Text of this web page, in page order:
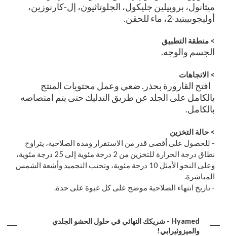
ميثانول، بروبيلين جليكول، الجلوتاثيون، إل-كارنوزين،
أوليجوبيبتيد-2، ماء للحقن.
> منطقة التطبيق
الجسم والوجه.
> الاتجاهات
افتح القارورة بحذر. ضعي وعمل محتويات المنتج
بالكامل على الجلد عن طريق التدليك حتى يتم امتصاصه
بالكامل.
> حالة التخزين
- للحصول على أقصى قدر من الاستقرار ومدة الصلاحية، يتراوح
نطاق درجة الحرارة للتخزين من 2 درجة مئوية إلى 25 درجة مئوية،
وعلى النحو الأمثل 10 درجة مئوية، وتجنب التجميد وأشعة الشمس
المباشرة.
- تاريخ انتهاء الصلاحية موضح على كل عبوة على حدة.
Hyamed - شريكك النهائي في حلول الحشو الجلدي
والميزوثيرابي!